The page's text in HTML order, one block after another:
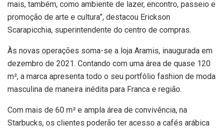
mais, também, como ambiente de lazer, encontro, passeio e
promoção de arte e cultura”, destacou Erickson
Scarapicchia, superintendente do centro de compras.
Às novas operações soma-se a loja Aramis, inaugurada em
dezembro de 2021. Contando com uma área de quase 120
m², a marca apresenta todo o seu portfólio fashion de moda
masculina de maneira inédita para Franca e região.
Com mais de 60 m² e ampla área de convivência, na
Starbucks, os clientes poderão ter acesso a cafés arábica